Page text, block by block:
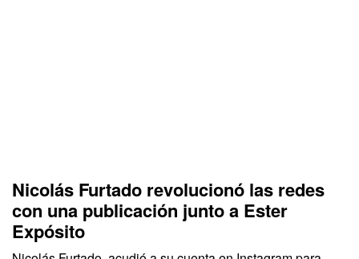
Nicolás Furtado revolucionó las redes
con una publicación junto a Ester
Expósito